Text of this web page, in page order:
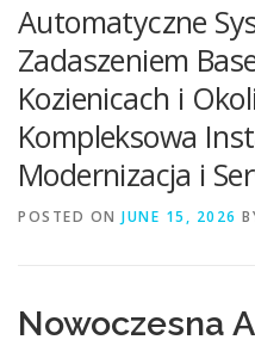
SMART DOM AI –
BLOG KONTAKT
Automatyczne
Zadaszeniem
Kozienicach i
Kompleksowa
Modernizacja i
POSTED ON JUNE 15, 2026
Nowoczesna